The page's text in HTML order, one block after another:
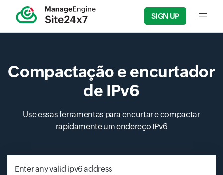
SIGN UP Input
Compactação e encurtador
de IPv6
Use essas ferramentas para encurtar e compactar
rapidamente um endereço IPv6
Enter any valid ipv6 address